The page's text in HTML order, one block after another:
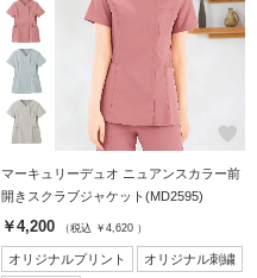
favorite
マーキュリーデュオ ニュアンスカラー前
開きスクラブジャケット(MD2595)
￥4,200 （税込 ￥4,620 ）
オリジナルプリント オリジナル刺繍